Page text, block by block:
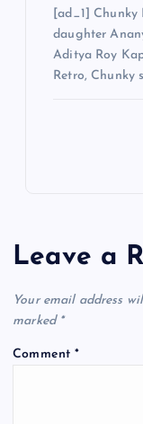
[ad_1]
daughter
Aditya Roy
Retro, Chunky
Leave a
Your email address
marked *
Comment*